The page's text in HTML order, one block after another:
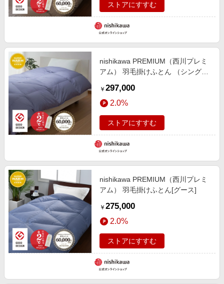
ストアにすすむ
nishikawa PREMIUM（西川プレミ
アム） 羽毛掛けふとん （シングル
￥ 297,000
2.0%
ストアにすすむ
nishikawa PREMIUM（西川プレミ
アム） 羽毛掛けふとん[グース]
￥ 275,000
2.0%
ストアにすすむ